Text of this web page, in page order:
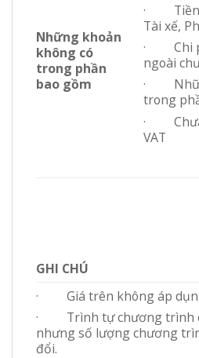
Những khoản
không có
trong phần
bao gồm
· Tiền
Tài xế,
· Chi
ngoài
·
trong
· Chưa
VAT
GHI CHÚ
· Giá trên không áp
· Trình tự chương trình
nhưng số lượng chương
đổi.